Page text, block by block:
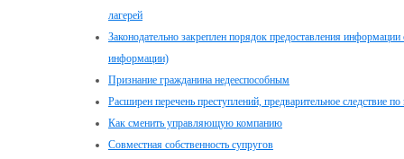
лагерей
Законодательно закреплен порядок предоставления
информации)
Признание гражданина недееспособным
Расширен перечень преступлений, предварительное следствие
Как сменить управляющую компанию
Совместная собственность супругов